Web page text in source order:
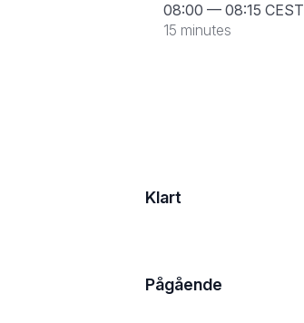
08:00 — 08:15 CEST
15 minutes
Klart
Pågående